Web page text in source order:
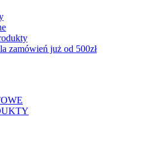
zamówień już od 500zł